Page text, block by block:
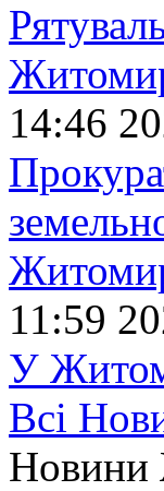
14:46
11:59
У
Всі